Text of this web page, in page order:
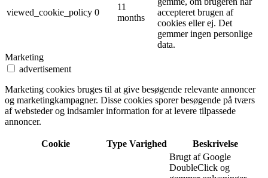
viewed_cookie_policy 0
11
months
accepteret brugen af ​​
cookies eller ej. Det
gemmer ingen personlige
data.
Marketing
advertisement
Marketing cookies bruges til at give besøgende relevante annoncer
og marketingkampagner. Disse cookies sporer besøgende på tværs
af websteder og indsamler information for at levere tilpassede
annoncer.
Cookie Type Varighed Beskrivelse
Brugt af Google
DoubleClick og